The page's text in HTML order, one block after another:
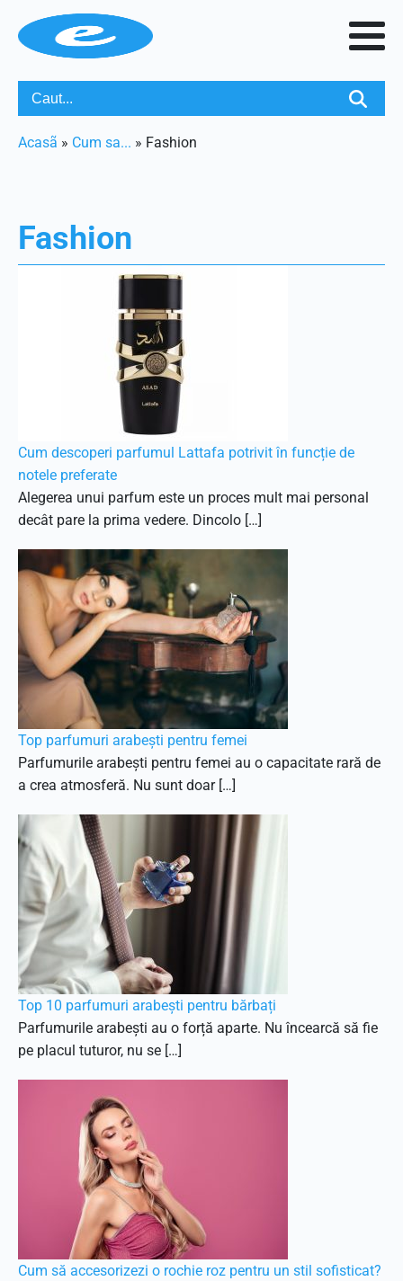
Acasã » Cum sa... » Fashion
Fashion
Cum descoperi parfumul Lattafa potrivit în funcție de
notele preferate
Alegerea unui parfum este un proces mult mai personal
decât pare la prima vedere. Dincolo […]
Top parfumuri arabești pentru femei
Parfumurile arabești pentru femei au o capacitate rară de
a crea atmosferă. Nu sunt doar […]
Top 10 parfumuri arabești pentru bărbați
Parfumurile arabești au o forță aparte. Nu încearcă să fie
pe placul tuturor, nu se […]
Cum să accesorizezi o rochie roz pentru un stil sofisticat?